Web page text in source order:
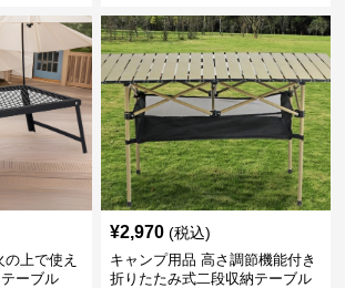
上で使え
ーブル
¥2,970 (税込)
キャンプ用品 高さ調節機能付き
折りたたみ式二段収納テーブル